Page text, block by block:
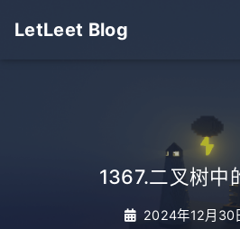
LetLeet Blog
1367.二叉树中
2024年12月30